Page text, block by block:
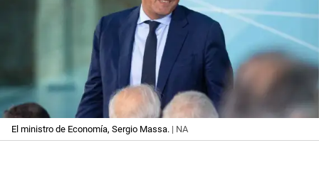
El ministro de Economía, Sergio Massa. | NA